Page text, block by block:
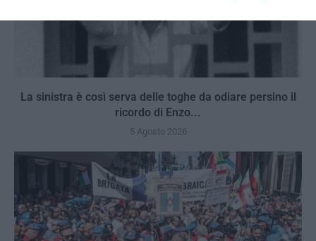
La sinistra è così serva delle toghe da odiare persino il
ricordo di Enzo...
5 Agosto 2026